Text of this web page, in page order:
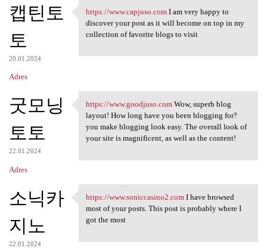
캡틴토
토
20.01.2024
Adres
https://www.capjuso.com I am
https://www.capjuso.comI am very happy to
discover your post as it will become on top in my
collection of favorite blogs to visit
굿모닝
토토
22.01.2024
Adres
https://www.goodjuso.com Wow,
https://www.goodjuso.comWow, superb blog
layout! How long have you been blogging for?
you make blogging look easy. The overall look of
your site is magnificent, as well as the content!
소닉카
지노
22.01.2024
https://www.soniccasino2.com
https://www.soniccasino2.comI have browsed
most of your posts. This post is probably where I
got the most